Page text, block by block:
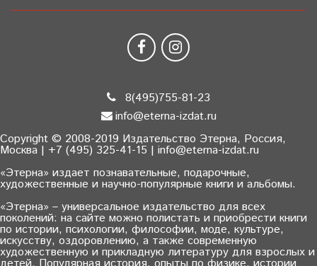
8(495)755-81-23
info@eterna-izdat.ru
Copyright © 2008-2019 Издательство Этерна, Россия,
Москва | +7 (495) 325-41-15 | info@eterna-izdat.ru
«Этерна» издает познавательные, подарочные,
художественные и научно-популярные книги и альбомы.
«Этерна» – универсальное издательство для всех
поколений: на сайте можно полистать и приобрести книги
по истории, психологии, философии, моде, культуре,
искусству, оздоровлению, а также современную
художественную и прикладную литературу для взрослых и